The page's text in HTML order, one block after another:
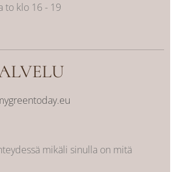
to klo 16 - 19
mikäli sinulla on mitä